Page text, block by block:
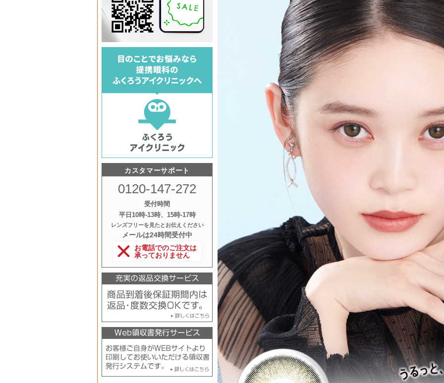
カスタマーサポート
0120-147-272
受付時間
平日10時‐13時、15時‐17時
レンズフリーを見たとお伝えください
メールは24時間受付中
お電話でのご注文は
承っておりません